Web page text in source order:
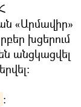
«Արմավիր»
խցերում
անցկացվել
։